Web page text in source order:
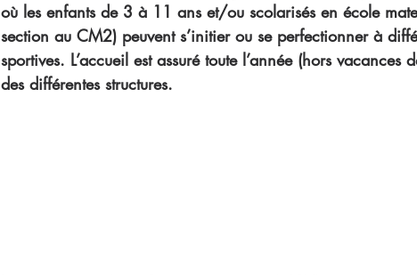
où les enfants de 3 à 11 ans et/ou scolarisés en école
section au CM2) peuvent s’initier ou se perfectionner à
sportives. L’accueil est assuré toute l’année (hors
des différentes structures.